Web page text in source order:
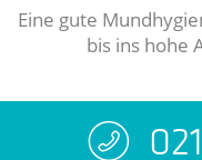
Eine gute
bis ins hohe